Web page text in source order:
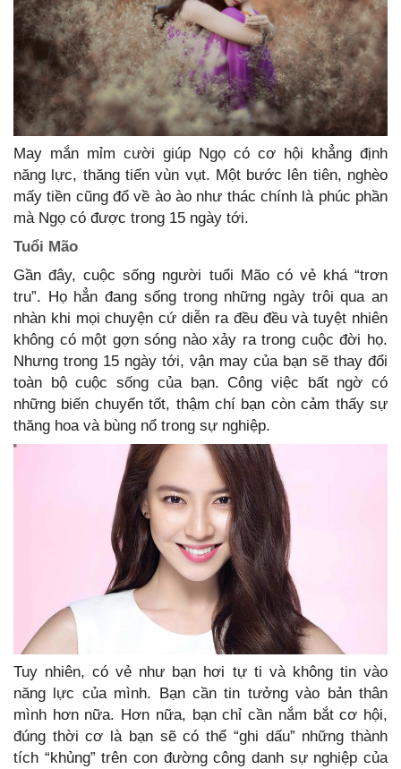
May mắn mỉm cười giúp Ngọ có cơ hội khẳng định
năng lực, thăng tiến vùn vụt. Một bước lên tiên, nghèo
mấy tiền cũng đổ về ào ào như thác chính là phúc phần
mà Ngọ có được trong 15 ngày tới.
Tuổi Mão
Gần đây, cuộc sống người tuổi Mão có vẻ khá “trơn
tru”. Họ hẳn đang sống trong những ngày trôi qua an
nhàn khi mọi chuyện cứ diễn ra đều đều và tuyệt nhiên
không có một gợn sóng nào xảy ra trong cuộc đời họ.
Nhưng trong 15 ngày tới, vận may của bạn sẽ thay đổi
toàn bộ cuộc sống của bạn. Công việc bất ngờ có
những biến chuyển tốt, thậm chí bạn còn cảm thấy sự
thăng hoa và bùng nổ trong sự nghiệp.
Tuy nhiên, có vẻ như bạn hơi tự ti và không tin vào
năng lực của mình. Bạn cần tin tưởng vào bản thân
mình hơn nữa. Hơn nữa, bạn chỉ cần nắm bắt cơ hội,
đúng thời cơ là bạn sẽ có thể “ghi dấu” những thành
tích “khủng” trên con đường công danh sự nghiệp của